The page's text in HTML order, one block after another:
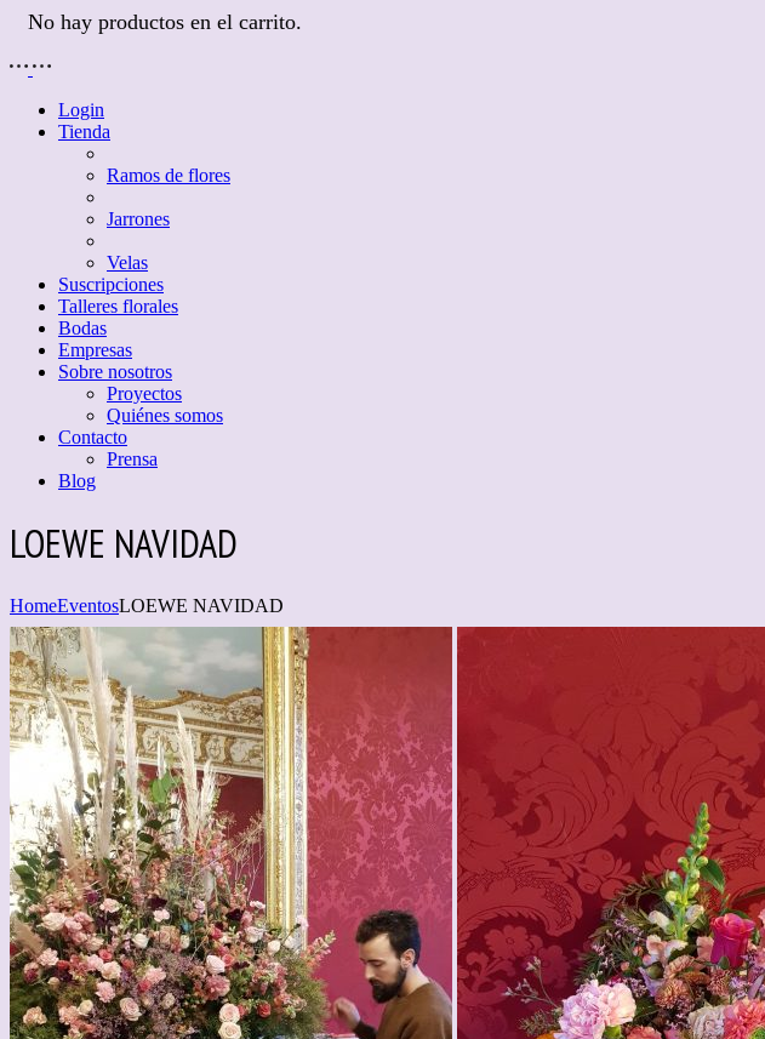
No hay productos en el carrito.
Login
Tienda
Ramos de flores
Jarrones
Velas
Suscripciones
Talleres florales
Bodas
Empresas
Sobre nosotros
Proyectos
Quiénes somos
Contacto
Prensa
Blog
LOEWE NAVIDAD
HomeEventosLOEWE NAVIDAD